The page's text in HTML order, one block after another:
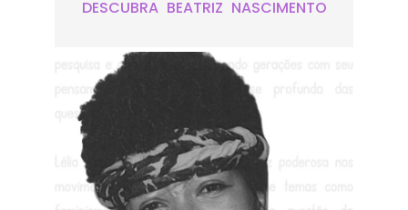
DESCUBRA BEATRIZ NASCIMENTO